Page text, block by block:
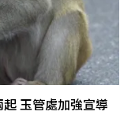
玉管處加強宣導